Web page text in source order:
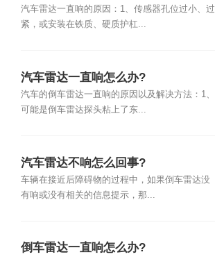
汽车雷达一直响的原因：1、传感器孔位过小、过
紧，或安装在铁质、硬质护杠...
汽车雷达一直响怎么办?
汽车的倒车雷达一直响的原因以及解决方法：1、
可能是倒车雷达探头粘上了东...
汽车雷达不响怎么回事?
车辆在接近后障碍物的过程中，如果倒车雷达没
有响或没有相关的信息提示，那...
倒车雷达一直响怎么办?